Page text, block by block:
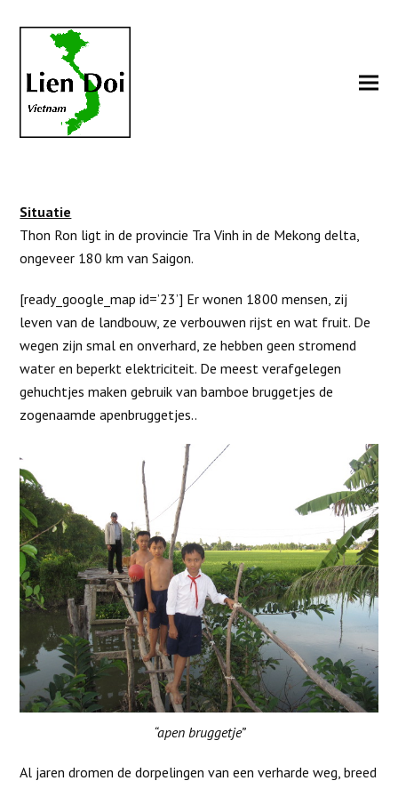
Situatie
Thon Ron ligt in de provincie Tra Vinh in de Mekong delta,
ongeveer 180 km van Saigon.
[ready_google_map id=’23’] Er wonen 1800 mensen, zij
leven van de landbouw, ze verbouwen rijst en wat fruit. De
wegen zijn smal en onverhard, ze hebben geen stromend
water en beperkt elektriciteit. De meest verafgelegen
gehuchtjes maken gebruik van bamboe bruggetjes de
zogenaamde apenbruggetjes..
“apen bruggetje”
Al jaren dromen de dorpelingen van een verharde weg, breed